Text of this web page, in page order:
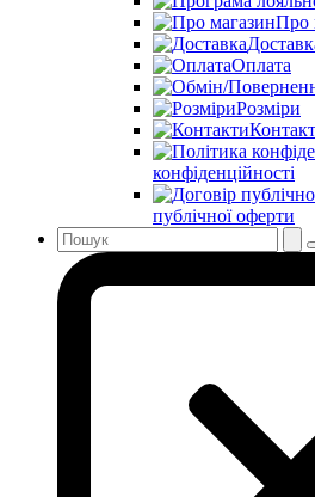
Про
Оплата
Розміри
конфіденційності
публічної оферти